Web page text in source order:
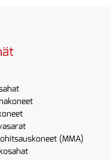
(MMA)